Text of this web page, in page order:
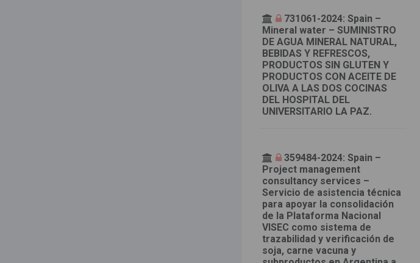
731061-2024: Spain –
Mineral water – SUMINISTRO
DE AGUA MINERAL NATURAL,
BEBIDAS Y REFRESCOS,
PRODUCTOS SIN GLUTEN Y
PRODUCTOS CON ACEITE DE
OLIVA A LAS DOS COCINAS
DEL HOSPITAL DEL
UNIVERSITARIO LA PAZ.
359484-2024: Spain –
Project management
consultancy services –
Servicio de asistencia técnica
para apoyar la consolidación
de la Plataforma Nacional
VISEC como sistema de
trazabilidad y verificación de
soja, carne vacuna y